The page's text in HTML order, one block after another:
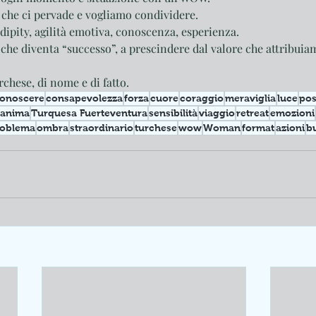
ci pervade e vogliamo condividere.
agilità emotiva, conoscenza, esperienza.
diventa “successo”, a prescindere dal valore che
di nome e di fatto.
consapevolezzaforzacuorecoraggiomeraviglialuce
animaTurquesa Fuerteventurasensibilitàviaggioretreatemozioni
ombrastraordinarioturchesewowWomanformatazioni